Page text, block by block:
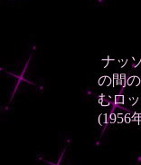
ナッ
の間
むロ
(1956